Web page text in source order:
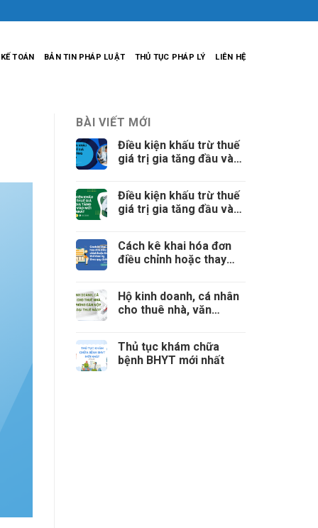
TOÁN BẢN TIN PHÁP LUẬT THỦ TỤC PHÁP LÝ LIÊN HỆ
BÀI VIẾT MỚI
Điều kiện khấu trừ thuế
giá trị gia tăng đầu vào
Điều kiện khấu trừ thuế
giá trị gia tăng đầu vào
Cách kê khai hóa đơn
điều chỉnh hoặc thay
Hộ kinh doanh, cá nhân
cho thuê nhà, văn
Thủ tục khám chữa
bệnh BHYT mới nhất